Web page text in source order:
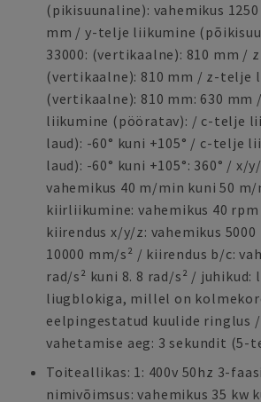
(pikisuunaline): vahemikus
mm / y-telje liikumine
33000: (vertikaalne): 810 mm /
(vertikaalne): 810 mm / z-telje
(vertikaalne): 810 mm: 630 mm
liikumine (pööratav): / c-telje
laud): -60° kuni +105° / c-telje
laud): -60° kuni +105°: 360° /
vahemikus 40 m/min kuni 50
kiirliikumine: vahemikus 40
kiirendus x/y/z: vahemikus 5000
10000 mm/s² / kiirendus b/c:
rad/s² kuni 8. 8 rad/s² / juhikud:
liugblokiga, millel on
eelpingestatud kuulide ringlus
vahetamise aeg: 3 sekundit (5-
Toiteallikas: 1: 400v 50hz 3-
nimivõimsus: vahemikus 35 kw